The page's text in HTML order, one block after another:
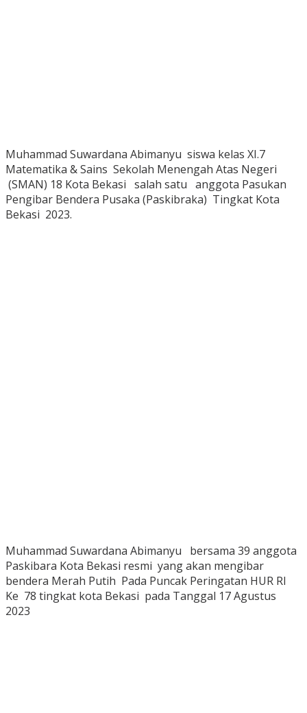
Muhammad Suwardana Abimanyu siswa kelas XI.7
Matematika & Sains Sekolah Menengah Atas Negeri
(SMAN) 18 Kota Bekasi salah satu anggota Pasukan
Pengibar Bendera Pusaka (Paskibraka) Tingkat Kota
Bekasi 2023.
Muhammad Suwardana Abimanyu bersama 39 anggota
Paskibara Kota Bekasi resmi yang akan mengibar
bendera Merah Putih Pada Puncak Peringatan HUR RI
Ke 78 tingkat kota Bekasi pada Tanggal 17 Agustus
2023